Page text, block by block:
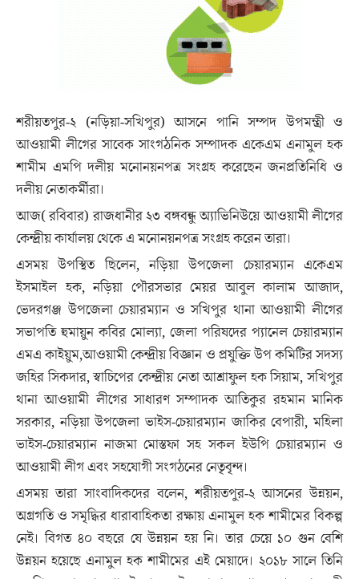
শরীয়তপুর-২ (নড়িয়া-সখিপুর) আসনে পানি সম্পদ উপমন্ত্রী ও
আওয়ামী লীগের সাবেক সাংগঠনিক সম্পাদক একেএম এনামুল হক
শামীম এমপি দলীয় মনোনয়নপত্র সংগ্রহ করেছেন জনপ্রতিনিধি ও
দলীয় নেতাকর্মীরা।
আজ( রবিবার) রাজধানীর ২৩ বঙ্গবন্ধু অ্যাভিনিউয়ে আওয়ামী লীগের
কেন্দ্রীয় কার্যালয় থেকে এ মনোনয়নপত্র সংগ্রহ করেন তারা।
এসময় উপস্থিত ছিলেন, নড়িয়া উপজেলা চেয়ারম্যান একেএম
ইসমাইল হক, নড়িয়া পৌরসভার মেয়র আবুল কালাম আজাদ,
ভেদরগঞ্জ উপজেলা চেয়ারম্যান ও সখিপুর থানা আওয়ামী লীগের
সভাপতি হুমায়ুন কবির মোল্যা, জেলা পরিষদের প্যানেল চেয়ারম্যান
এমএ কাইয়ুম,আওয়ামী কেন্দ্রীয় বিজ্ঞান ও প্রযুক্তি উপ কমিটির সদস্য
জহির সিকদার, স্বাচিপের কেন্দ্রীয় নেতা আশ্রাফুল হক সিয়াম, সখিপুর
থানা আওয়ামী লীগের সাধারণ সম্পাদক আতিকুর রহমান মানিক
সরকার, নড়িয়া উপজেলা ভাইস-চেয়ারম্যান জাকির বেপারী, মহিলা
ভাইস-চেয়ারম্যান নাজমা মোস্তফা সহ সকল ইউপি চেয়ারম্যান ও
আওয়ামী লীগ এবং সহযোগী সংগঠনের নেতৃবৃন্দ।
এসময় তারা সাংবাদিকদের বলেন, শরীয়তপুর-২ আসনের উন্নয়ন,
অগ্রগতি ও সমৃদ্ধির ধারাবাহিকতা রক্ষায় এনামুল হক শামীমের বিকল্প
নেই। বিগত ৪০ বছরে যে উন্নয়ন হয় নি। তার চেয়ে ১০ গুন বেশি
উন্নয়ন হয়েছে এনামুল হক শামীমের এই মেয়াদে। ২০১৮ সালে তিনি